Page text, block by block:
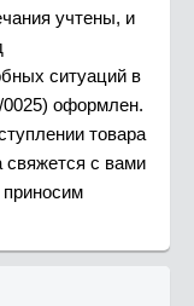
учтены, и
ситуаций в
оформлен.
товара
свяжется с вами